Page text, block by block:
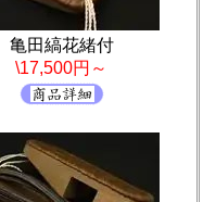
亀田縞花緒付
\17,500円～